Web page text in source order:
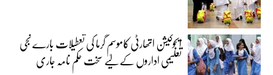
ایجوکیشن اتھارٹی کاموسمِ گرما کی تعطیلات بارے نجی
تعلیمی اداروں کے لیے سخت حکم نامہ جاری